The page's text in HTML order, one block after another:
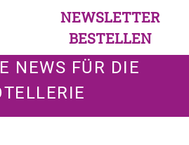
NEWSLETTER
BESTELLEN
NEWS FÜR DIE